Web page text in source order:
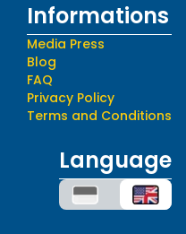
Informations
Media Press
Blog
FAQ
Privacy Policy
Terms and Conditions
Language